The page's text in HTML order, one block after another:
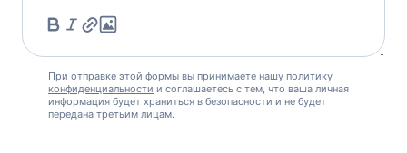
При отправке этой формы вы принимаете нашу политику
конфиденциальности и соглашаетесь с тем, что ваша личная
информация будет храниться в безопасности и не будет
передана третьим лицам.